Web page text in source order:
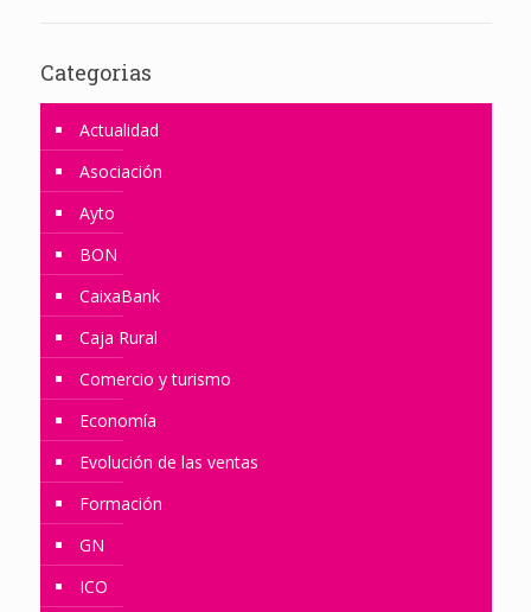
Categorias
Actualidad
Asociación
Ayto
BON
CaixaBank
Caja Rural
Comercio y turismo
Economía
Evolución de las ventas
Formación
GN
ICO